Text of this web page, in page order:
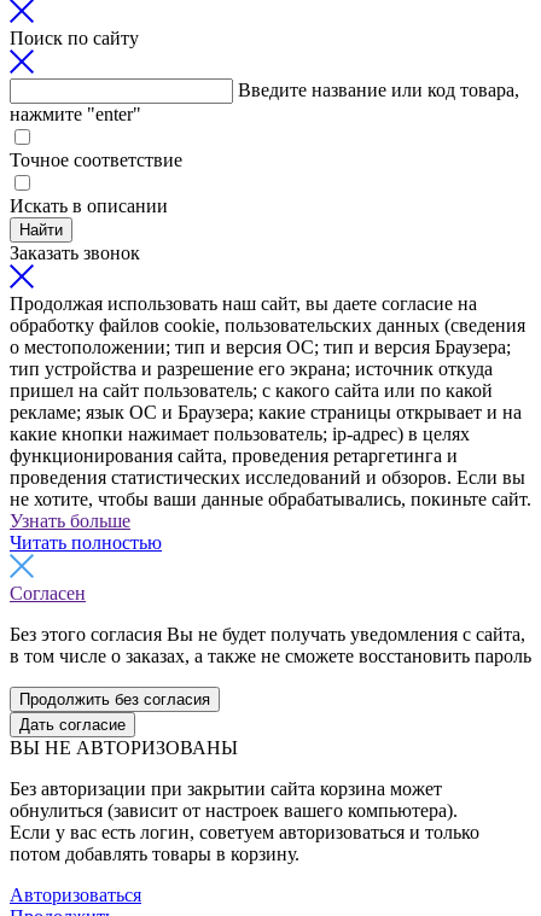
Поиск по сайту
Введите название или код товара,
нажмите "enter"
Точное соответствие
Искать в описании
Найти
Заказать звонок
Продолжая использовать наш сайт, вы даете согласие на
обработку файлов cookie, пользовательских данных (сведения
о местоположении; тип и версия ОС; тип и версия Браузера;
тип устройства и разрешение его экрана; источник откуда
пришел на сайт пользователь; с какого сайта или по какой
рекламе; язык ОС и Браузера; какие страницы открывает и на
какие кнопки нажимает пользователь; ip-адрес) в целях
функционирования сайта, проведения ретаргетинга и
проведения статистических исследований и обзоров. Если вы
не хотите, чтобы ваши данные обрабатывались, покиньте сайт.
Узнать больше
Читать полностью
Согласен
Без этого согласия Вы не будет получать уведомления с сайта,
в том числе о заказах, а также не сможете восстановить пароль
Продолжить без согласия
Дать согласие
ВЫ НЕ АВТОРИЗОВАНЫ
Без авторизации при закрытии сайта корзина может
обнулиться (зависит от настроек вашего компьютера).
Если у вас есть логин, советуем авторизоваться и только
потом добавлять товары в корзину.
Авторизоваться